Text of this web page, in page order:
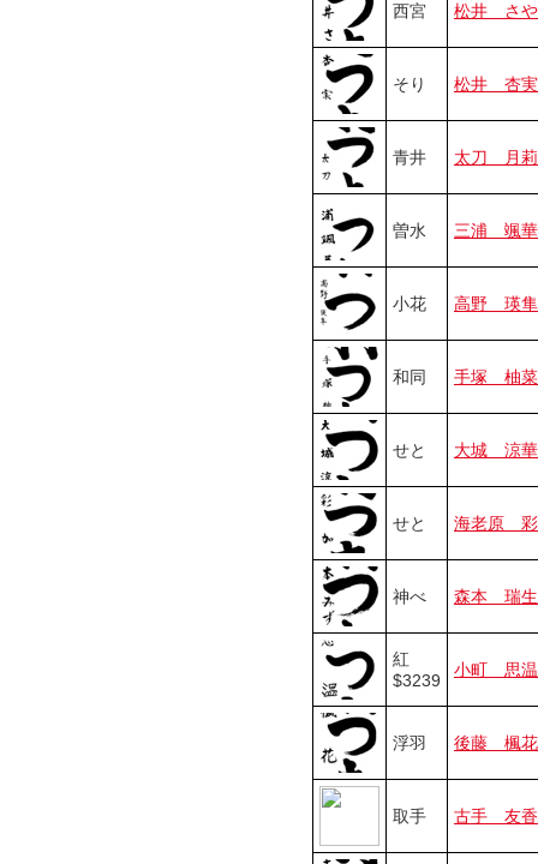
西宮 松井 さ
そり 松井 杏実
青井 太刀 月莉
曽水 三浦 颯華
小花 高野 瑛隼
和同 手塚 柚菜
せと 大城 涼華
せと 海老原
神べ 森本 瑞生
紅
$3239
小町 思温
浮羽 後藤 楓花
取手 古手 友